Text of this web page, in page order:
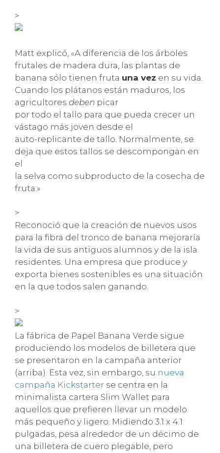
>
Matt explicó, «A diferencia de los árboles
frutales de madera dura, las plantas de
banana sólo tienen fruta una vez en su vida.
Cuando los plátanos están maduros, los
agricultores deben picar
por todo el tallo para que pueda crecer un
vástago más joven desde el
auto-replicante de tallo. Normalmente, se
deja que estos tallos se descompongan en
el
la selva como subproducto de la cosecha de
fruta.»
>
Reconoció que la creación de nuevos usos
para la fibra del tronco de banana mejoraría
la vida de sus antiguos alumnos y de la isla.
residentes. Una empresa que produce y
exporta bienes sostenibles es una situación
en la que todos salen ganando.
>
La fábrica de Papel Banana Verde sigue
produciendo los modelos de billetera que
se presentaron en la campaña anterior
(arriba). Esta vez, sin embargo, su nueva
campaña Kickstarter se centra en la
minimalista cartera Slim Wallet para
aquellos que prefieren llevar un modelo
más pequeño y ligero. Midiendo 3.1 x 4.1
pulgadas, pesa alrededor de un décimo de
una billetera de cuero plegable, pero